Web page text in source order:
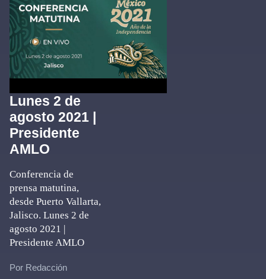
Lunes 2 de
agosto 2021 |
Presidente
AMLO
Conferencia de
prensa matutina,
desde Puerto Vallarta,
Jalisco. Lunes 2 de
agosto 2021 |
Presidente AMLO
Por Redacción